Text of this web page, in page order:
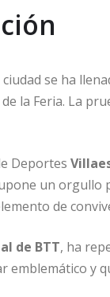
ciudad se ha
la Feria. La
Deportes
un
de
de BTT, ha
emblemático y